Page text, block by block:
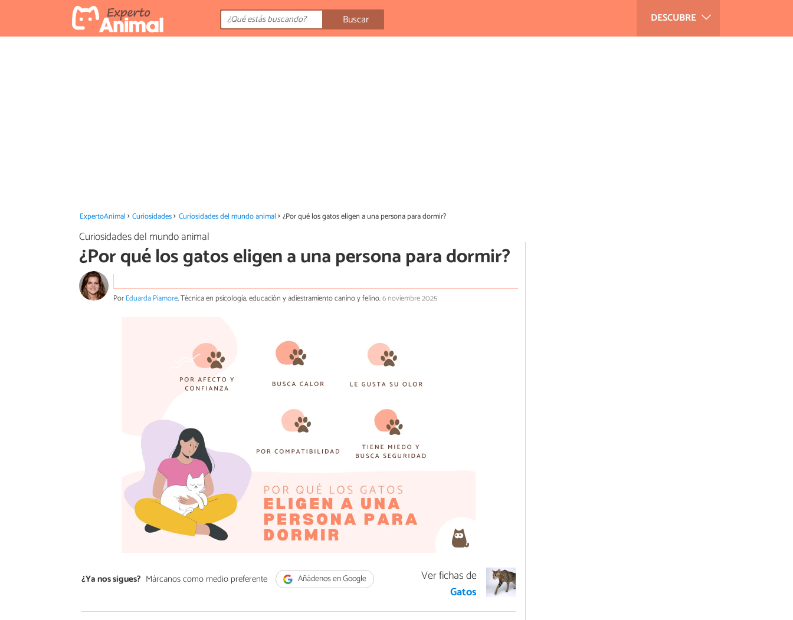
DESCUBRE
Buscar
ExpertoAnimal Curiosidades Curiosidades del mundo animal ¿Por qué los gatos eligen a una persona para dormir?
Curiosidades del mundo animal
¿Por qué los gatos eligen a una persona para dormir?
PorEduarda Piamore, Técnica en psicología, educación y adiestramiento canino y felino.6 noviembre 2025
¿Ya nos sigues? Márcanos como medio preferente Añádenos en Google
Ver fichas de
Gatos